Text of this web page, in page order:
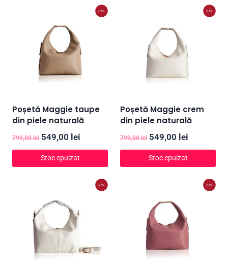
-31%
Poșetă Maggie taupe
din piele naturală
799,00lei Prețul
inițial
549,00 lei
curent
549,00 lei.
Stoc epuizat
-31%
Poșetă Maggie crem
din piele naturală
799,00lei Prețul
inițial
549,00 lei
curent
549,00
Stoc epuizat
-25% -31%